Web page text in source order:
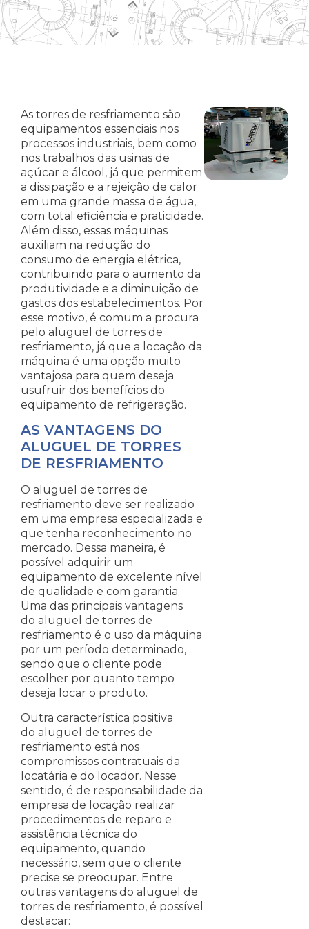
As torres de resfriamento são
equipamentos essenciais nos
processos industriais, bem como
nos trabalhos das usinas de
açúcar e álcool, já que permitem
a dissipação e a rejeição de calor
em uma grande massa de água,
com total eficiência e praticidade.
Além disso, essas máquinas
auxiliam na redução do
consumo de energia elétrica,
contribuindo para o aumento da
produtividade e a diminuição de
gastos dos estabelecimentos. Por
esse motivo, é comum a procura
pelo aluguel de torres de
resfriamento, já que a locação da
máquina é uma opção muito
vantajosa para quem deseja
usufruir dos benefícios do
equipamento de refrigeração.
AS VANTAGENS DO
ALUGUEL DE TORRES
DE RESFRIAMENTO
O aluguel de torres de
resfriamento deve ser realizado
em uma empresa especializada e
que tenha reconhecimento no
mercado. Dessa maneira, é
possível adquirir um
equipamento de excelente nível
de qualidade e com garantia.
Uma das principais vantagens
do aluguel de torres de
resfriamento é o uso da máquina
por um período determinado,
sendo que o cliente pode
escolher por quanto tempo
deseja locar o produto.
Outra característica positiva
do aluguel de torres de
resfriamento está nos
compromissos contratuais da
locatária e do locador. Nesse
sentido, é de responsabilidade da
empresa de locação realizar
procedimentos de reparo e
assistência técnica do
equipamento, quando
necessário, sem que o cliente
precise se preocupar. Entre
outras vantagens do aluguel de
torres de resfriamento, é possível
destacar: